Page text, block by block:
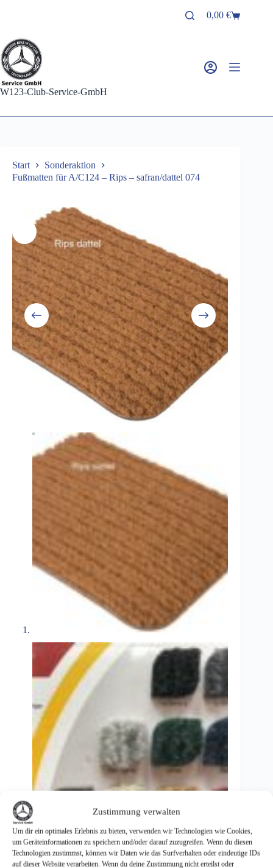
Zustimmung verwalten
Um dir ein optimales Erlebnis zu bieten, verwenden wir Technologien wie Cookies,
um Geräteinformationen zu speichern und/oder darauf zuzugreifen. Wenn du diesen
Technologien zustimmst, können wir Daten wie das Surfverhalten oder eindeutige IDs
auf dieser Website verarbeiten. Wenn du deine Zustimmung nicht erteilst oder
Warenkorb
0,00€
W123-Club-Service-GmbH
Start
Sonderaktion
Fußmatten für A/C124 – Rips – safran/dattel 074